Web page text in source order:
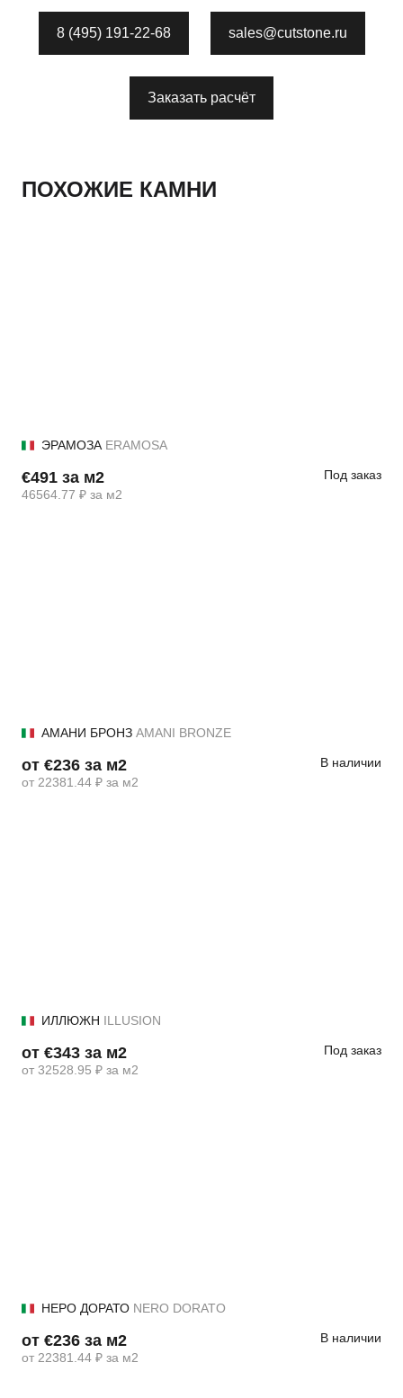
8 (495) 191-22-68 sales@cutstone.ru
Заказать расчёт
ПОХОЖИЕ КАМНИ
ЭРАМОЗА ERAMOSA
€491 за м2
46564.77 ₽ за м2
Под заказ
АМАНИ БРОНЗ AMANI BRONZE
от €236 за м2
от 22381.44 ₽ за м2
В наличии
ИЛЛЮЖН ILLUSION
от €343 за м2
от 32528.95 ₽ за м2
Под заказ
НЕРО ДОРАТО NERO DORATO
от €236 за м2
от 22381.44 ₽ за м2
В наличии